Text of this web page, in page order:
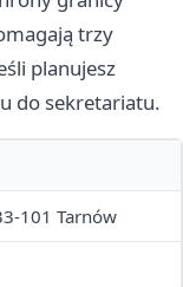
trzy
planujesz
do sekretariatu.
101 Tarnów